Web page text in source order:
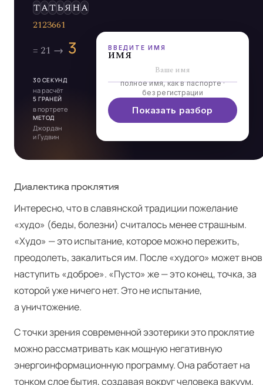
ЭЛЬДА
30 СЕКУНД
на расчёт
5 ГРАНЕЙ
в портрете
МЕТОД
Джордан
и Гудвин
ВВЕДИТЕ ИМЯ
имя
полное имя, как в паспорте ·
без регистрации
Показать разбор
Диалектика проклятия
Интересно, что в славянской традиции пожелание
«худо» (беды, болезни) считалось менее страшным.
«Худо» — это испытание, которое можно пережить,
преодолеть, закалиться им. После «худого» может
наступить «доброе». «Пусто» же — это конец, точка, за
которой уже ничего нет. Это не испытание,
а уничтожение.
С точки зрения современной эзотерики это проклятие
можно рассматривать как мощную негативную
энергоинформационную программу. Она работает на
тонком слое бытия, создавая вокруг человека вакуум,